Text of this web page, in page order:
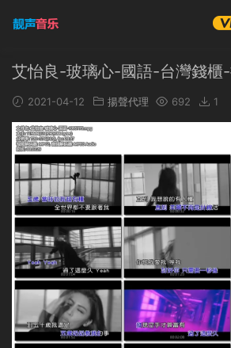
艾怡良-玻璃心-國語-台灣錢櫃
2021-04-12 揚聲代理 692 1